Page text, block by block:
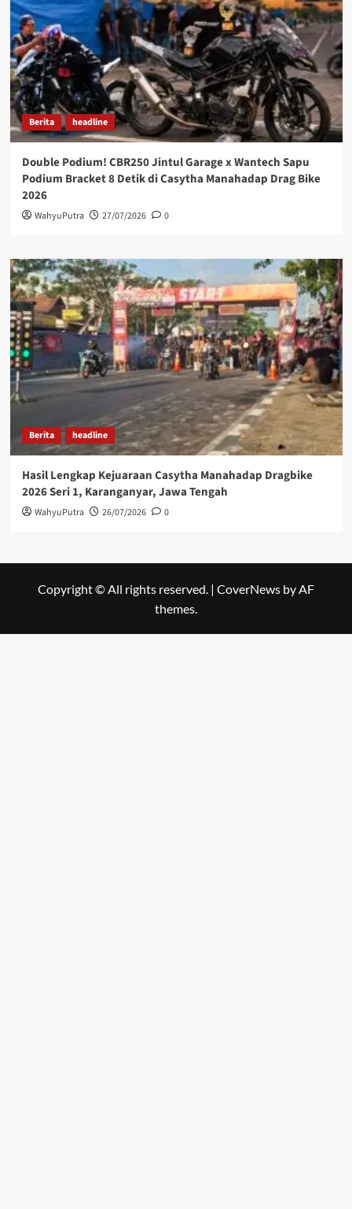
Berita headline
Double Podium! CBR250 Jintul Garage x Wantech Sapu
Podium Bracket 8 Detik di Casytha Manahadap Drag Bike
2026
WahyuPutra 27/07/2026 0
Berita headline
Hasil Lengkap Kejuaraan Casytha Manahadap Dragbike
2026 Seri 1, Karanganyar, Jawa Tengah
WahyuPutra 26/07/2026 0
Copyright © All rights reserved. | CoverNews by AF
themes.